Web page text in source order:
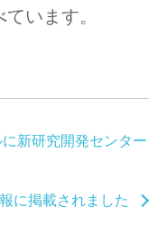
います。
新研究開発センター
に掲載されました